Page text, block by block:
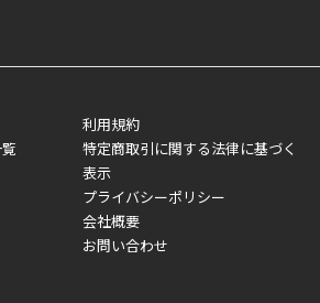
方法が使用できない場合がございま
ます。(離島などの場合、例外もあります)
商品については、その他商品との購入に
います。また発送日についても、通常と
。対象商品の説明ページをご確認くださ
だいた場合
お受取される店舗在庫を使用してご準備
店舗に在庫がない場合は店舗よりお取り
利用規約
特定商取引に関する法律に基づく
表示
プライバシーポリシー
会社概要
お問い合わせ